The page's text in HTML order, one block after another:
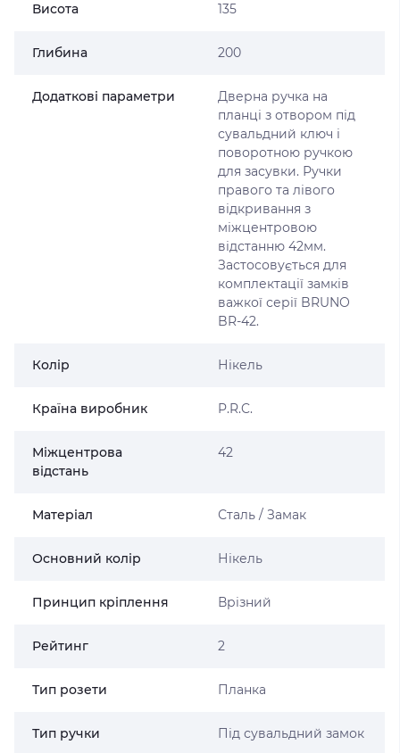
Висота 135
Глибина 200
Додаткові параметри
Дверна ручка на
планці з отвором під
сувальдний ключ і
поворотною ручкою
для засувки. Ручки
правого та лівого
відкривання з
міжцентровою
відстанню 42мм.
Застосовується для
комплектації замків
важкої серії BRUNO
BR-42.
Колір Нікель
Країна виробник P.R.C.
Міжцентрова
відстань
42
Матеріал Сталь / Замак
Основний колір Нікель
Принцип кріплення Врізний
Рейтинг 2
Тип розети Планка
Тип ручки Під сувальдний замок